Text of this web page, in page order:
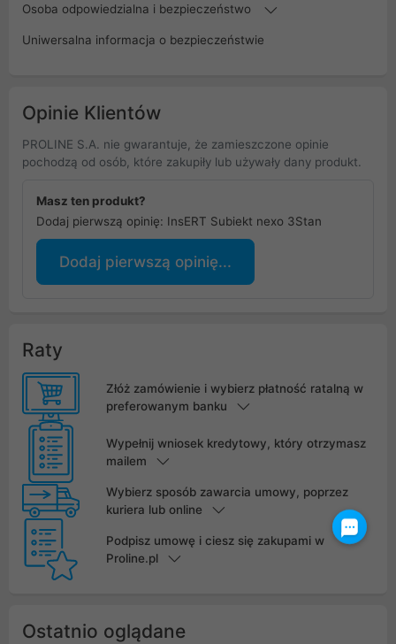
Osoba odpowiedzialna i bezpieczeństwo
Uniwersalna informacja o bezpieczeństwie
Opinie Klientów
PROLINE S.A. nie gwarantuje, że zamieszczone opinie
pochodzą od osób, które zakupiły lub używały dany produkt.
Masz ten produkt?
Dodaj pierwszą opinię: InsERT Subiekt nexo 3Stan
Dodaj pierwszą opinię...
Raty
Złóż zamówienie i wybierz płatność ratalną w
preferowanym banku
Wypełnij wniosek kredytowy, który otrzymasz
mailem
Wybierz sposób zawarcia umowy, poprzez
kuriera lub online
Podpisz umowę i ciesz się zakupami w
Proline.pl
Ostatnio oglądane